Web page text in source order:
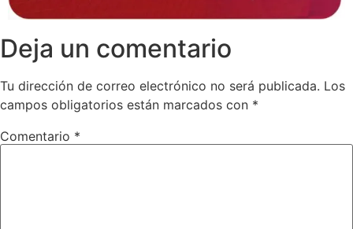
Deja un comentario
Tu dirección de correo electrónico no será publicada. Los
campos obligatorios están marcados con *
Comentario *